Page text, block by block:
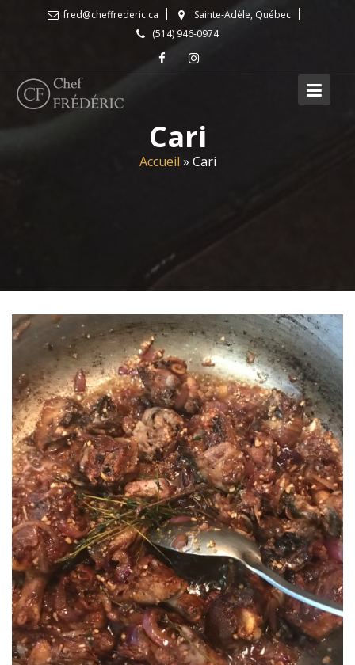
fred@cheffrederic.ca
Sainte-Adèle, Québec
(514) 946-0974
Cari
Accueil » Cari